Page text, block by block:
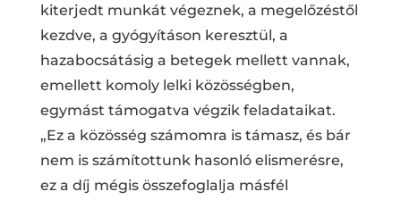
kiterjedt munkát végeznek, a megelőzéstől
kezdve, a gyógyításon keresztül, a
hazabocsátásig a betegek mellett vannak,
emellett komoly lelki közösségben,
egymást támogatva végzik feladataikat.
„Ez a közösség számomra is támasz, és bár
nem is számítottunk hasonló elismerésre,
ez a díj mégis összefoglalja másfél